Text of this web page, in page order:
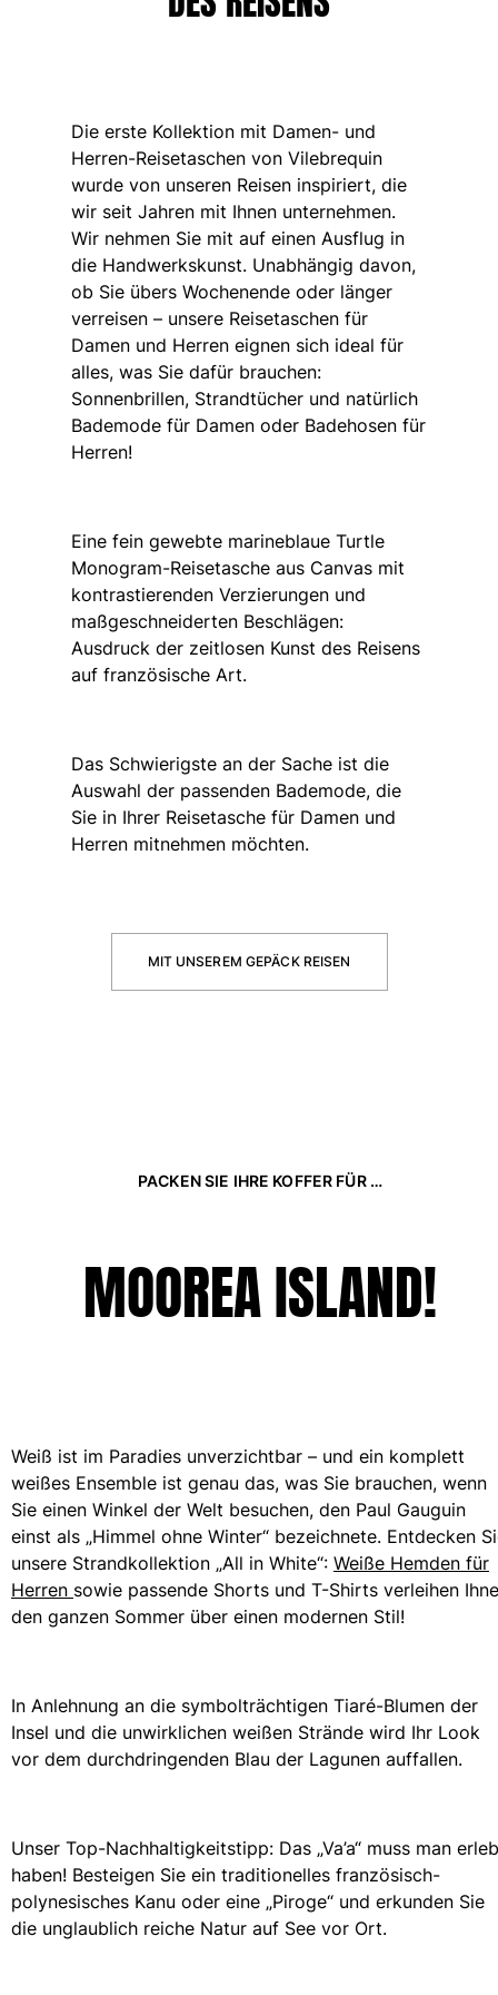
Bekleidung
Polohemden
Shirts
Shorts
Pullover und Strickjacke
Oberbekleidung
Hosen
Pullover
T-Shirts
Loungewear-kollektion
Alle Bekleidung anzeigen
Große Größen
Damen
Alle Damen anzeigen
Bademode
Bikinis
Badeanzug
Rashguards
Alle Bademode anzeigen
Bekleidung
Jungen
Babys
Klassische
Klassische stretch
Klassische dünne Stoffe finden
Bademode Bestickte
Shirt mit UV-Schutz
Magische Badehose
Polohemden
T-Shirts
Shorts
Sweatshirts
Alle Bekleidung anzeigen
Mädchen
Die erste Kollektion mit Damen- und
Herren-Reisetaschen von Vilebrequin
wurde von unseren Reisen inspiriert, die
wir seit Jahren mit Ihnen unternehmen.
Wir nehmen Sie mit auf einen Ausflug in
die Handwerkskunst. Unabhängig davon,
ob Sie übers Wochenende oder länger
verreisen – unsere Reisetaschen für
Damen und Herren eignen sich ideal für
alles, was Sie dafür brauchen:
Sonnenbrillen, Strandtücher und natürlich
Bademode für Damen oder Badehosen für
Herren!
Eine fein gewebte marineblaue Turtle
Monogram-Reisetasche aus Canvas mit
kontrastierenden Verzierungen und
maßgeschneiderten Beschlägen:
Ausdruck der zeitlosen Kunst des Reisens
auf französische Art.
Das Schwierigste an der Sache ist die
Auswahl der passenden Bademode, die
Sie in Ihrer Reisetasche für Damen und
Herren mitnehmen möchten.
MIT UNSEREM GEPÄCK REISEN
PACKEN SIE IHRE KOFFER FÜR …
MOOREA ISLAND!
Weiß ist im Paradies unverzichtbar – und ein komplett
weißes Ensemble ist genau das, was Sie brauchen, wenn
Sie einen Winkel der Welt besuchen, den Paul Gauguin
einst als „Himmel ohne Winter“ bezeichnete. Entdecken
unsere Strandkollektion „All in White“: Weiße Hemden für
Herren sowie passende Shorts und T-Shirts verleihen
den ganzen Sommer über einen modernen Stil!
In Anlehnung an die symbolträchtigen Tiaré-Blumen der
Insel und die unwirklichen weißen Strände wird Ihr Look
vor dem durchdringenden Blau der Lagunen auffallen.
Unser Top-Nachhaltigkeitstipp: Das „Va’a“ muss man
haben! Besteigen Sie ein traditionelles französisch-
polynesisches Kanu oder eine „Piroge“ und erkunden Sie
die unglaublich reiche Natur auf See vor Ort.